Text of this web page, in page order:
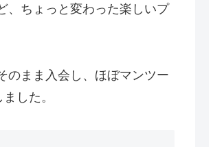
、ちょっと変わった楽しいプ
まま入会し、ほぼマンツー
した。